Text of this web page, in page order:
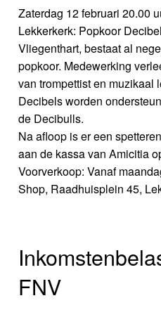
Zaterdag 12 februari 20.00
Lekkerkerk: Popkoor
Vliegenthart, bestaat al
popkoor. Medewerking
van trompettist en muzikaal
Decibels worden
de Decibulls.
Na afloop is er een
aan de kassa van Amicitia
Voorverkoop: Vanaf
Shop, Raadhuisplein 45,
FNV